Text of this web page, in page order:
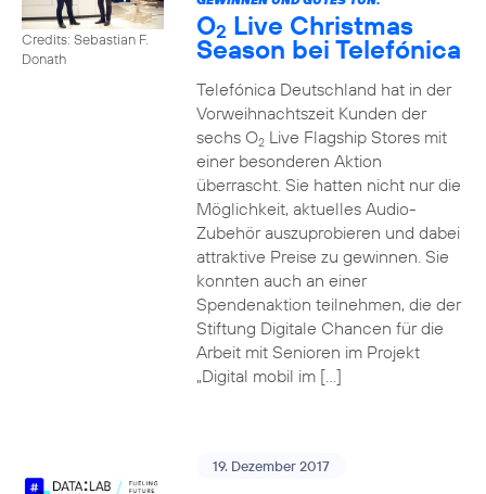
Credits: Sebastian F.
Donath
O2 Live Christmas
Season bei Telefónica
Telefónica Deutschland hat in der
Vorweihnachtszeit Kunden der
sechs O2Live Flagship Stores mit
einer besonderen Aktion
überrascht. Sie hatten nicht nur die
Möglichkeit, aktuelles Audio-
Zubehör auszuprobieren und dabei
attraktive Preise zu gewinnen. Sie
konnten auch an einer
Spendenaktion teilnehmen, die der
Stiftung Digitale Chancen für die
Arbeit mit Senioren im Projekt
„Digital mobil im […]
19. Dezember 2017